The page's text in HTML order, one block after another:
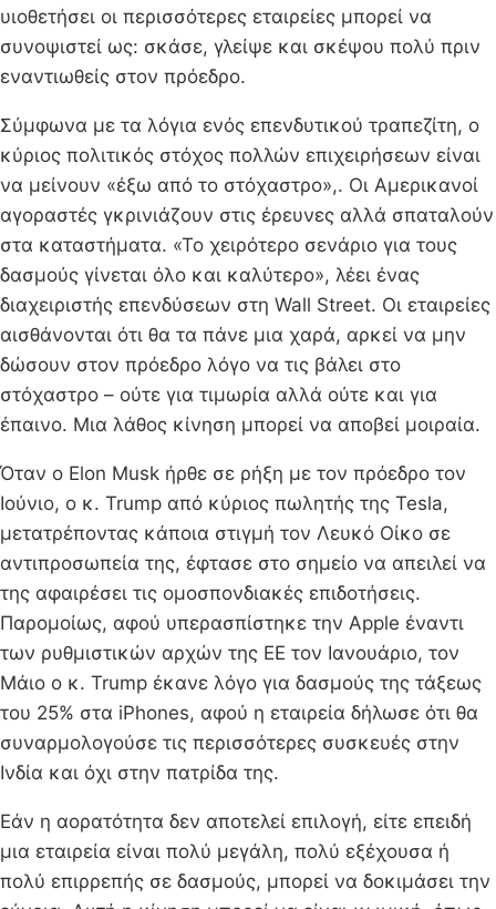
υιοθετήσει οι περισσότερες εταιρείες μπορεί να
συνοψιστεί ως: σκάσε, γλείψε και σκέψου πολύ πριν
εναντιωθείς στον πρόεδρο.
Σύμφωνα με τα λόγια ενός επενδυτικού τραπεζίτη, ο
κύριος πολιτικός στόχος πολλών επιχειρήσεων είναι
να μείνουν «έξω από το στόχαστρο»,. Οι Αμερικανοί
αγοραστές γκρινιάζουν στις έρευνες αλλά σπαταλούν
στα καταστήματα. «Το χειρότερο σενάριο για τους
δασμούς γίνεται όλο και καλύτερο», λέει ένας
διαχειριστής επενδύσεων στη Wall Street. Οι εταιρείες
αισθάνονται ότι θα τα πάνε μια χαρά, αρκεί να μην
δώσουν στον πρόεδρο λόγο να τις βάλει στο
στόχαστρο – ούτε για τιμωρία αλλά ούτε και για
έπαινο. Μια λάθος κίνηση μπορεί να αποβεί μοιραία.
Όταν ο Elon Musk ήρθε σε ρήξη με τον πρόεδρο τον
Ιούνιο, ο κ. Trump από κύριος πωλητής της Tesla,
μετατρέποντας κάποια στιγμή τον Λευκό Οίκο σε
αντιπροσωπεία της, έφτασε στο σημείο να απειλεί να
της αφαιρέσει τις ομοσπονδιακές επιδοτήσεις.
Παρομοίως, αφού υπερασπίστηκε την Apple έναντι
των ρυθμιστικών αρχών της ΕΕ τον Ιανουάριο, τον
Μάιο ο κ. Trump έκανε λόγο για δασμούς της τάξεως
του 25% στα iPhones, αφού η εταιρεία δήλωσε ότι θα
συναρμολογούσε τις περισσότερες συσκευές στην
Ινδία και όχι στην πατρίδα της.
Εάν η αορατότητα δεν αποτελεί επιλογή, είτε επειδή
μια εταιρεία είναι πολύ μεγάλη, πολύ εξέχουσα ή
πολύ επιρρεπής σε δασμούς, μπορεί να δοκιμάσει την